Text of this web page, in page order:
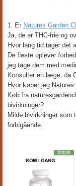
1. Er Natures Garden
Ja, de er THC-frie og
Hvor lang tid tager det
De fleste oplever
jeg tage dem med
Konsulter en læge, da
Hvor køber jeg
Køb fra
bivirkninger?
Milde bivirkninger
forbigående.